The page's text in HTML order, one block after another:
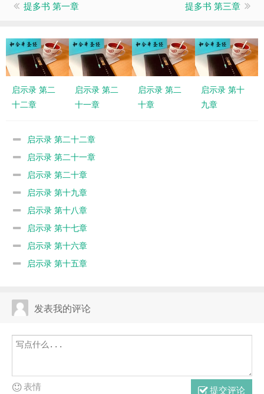
提多书 第一章 提多书 第三章
启示录 第二
十二章
启示录 第二
十一章
启示录 第二
十章
启示录 第十
九章
启示录 第二十二章
启示录 第二十一章
启示录 第二十章
启示录 第十九章
启示录 第十八章
启示录 第十七章
启示录 第十六章
启示录 第十五章
发表我的评论
提交评论
表情